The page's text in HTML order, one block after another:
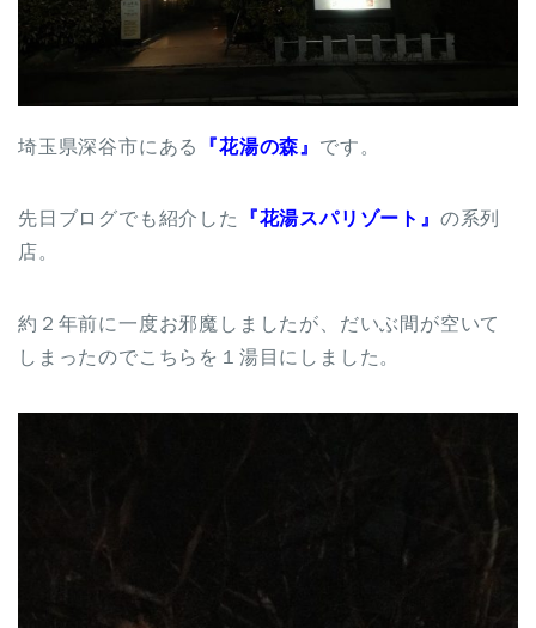
埼玉県深谷市にある 『花湯の森』 です。
先日ブログでも紹介した 『花湯スパリゾート』 の系列
店。
約２年前に一度お邪魔しましたが、だいぶ間が空いて
しまったのでこちらを１湯目にしました。